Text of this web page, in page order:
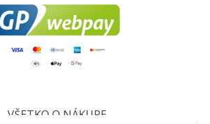
VŠETKO O NÁKUPE